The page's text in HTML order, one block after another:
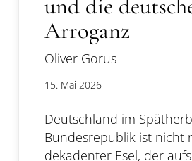
und die
Arroganz
Oliver Gorus
15. Mai 2026
Deutschland im
Bundesrepublik ist nicht
dekadenter Esel, der